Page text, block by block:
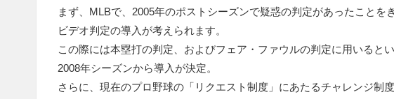
まず、MLBで、2005年のポストシーズンで疑惑の判定があったことを
ビデオ判定の導入が考えられます。
この際には本塁打の判定、およびフェア・ファウルの判定に用いると
2008年シーズンから導入が決定。
さらに、現在のプロ野球の「リクエスト制度」にあたるチャレンジ制